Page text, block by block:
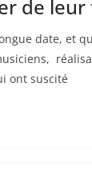
de leur
date, et
ont suscité